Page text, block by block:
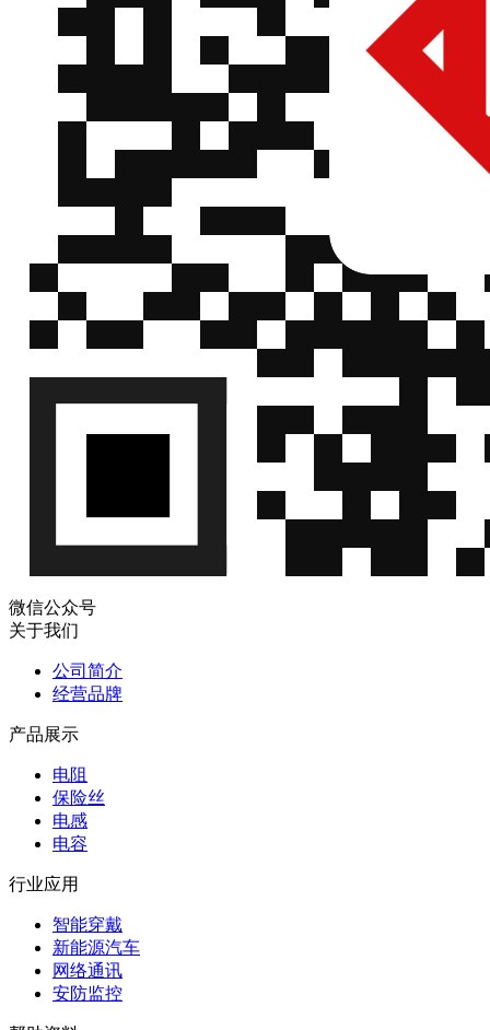
微信公众号
关于我们
公司简介
经营品牌
产品展示
电阻
保险丝
电感
电容
行业应用
智能穿戴
新能源汽车
网络通讯
安防监控